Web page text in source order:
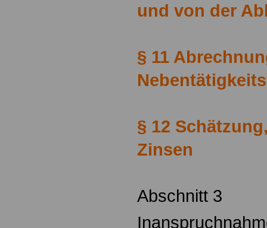
und von der
§ 11
§ 12
Zinsen
Abschnitt 3